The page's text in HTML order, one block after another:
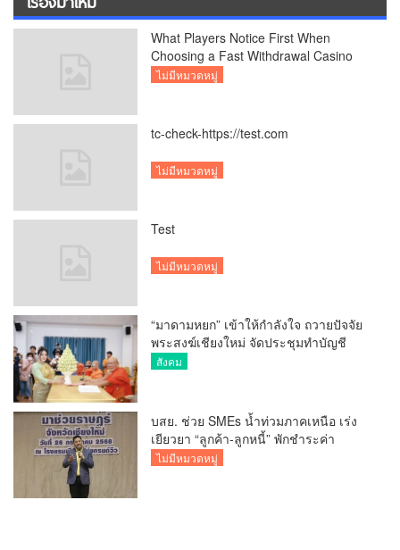
What Players Notice First When
Choosing a Fast Withdrawal Casino
UK
ไม่มีหมวดหมู่
tc-check-https://test.com
ไม่มีหมวดหมู่
Test
ไม่มีหมวดหมู่
“มาดามหยก” เข้าให้กำลังใจ ถวายปัจจัย
พระสงฆ์เชียงใหม่ จัดประชุมทำบัญชี
รายรับรายจ่ายของวัด กว่า 300 รูป ที่วัด
สังคม
บสย. ช่วย SMEs น้ำท่วมภาคเหนือ เร่ง
เยียวยา “ลูกค้า-ลูกหนี้” พักชำระค่า
ธรรมเนียม-ค่างวด
ไม่มีหมวดหมู่